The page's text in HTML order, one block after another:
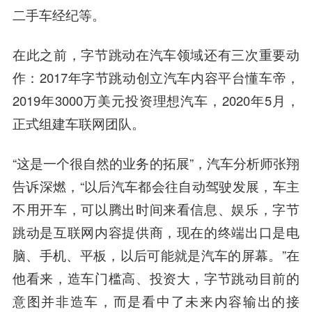
二手车经纪等。
在此之前，字节跳动在汽车领域还有三次重要动
作：2017年字节跳动创立汽车内容平台懂车帝，
2019年3000万美元投资理想汽车，2020年5月，
正式组建车联网团队。
“这是一个很自然的业务的拓展”，汽车分析师张翔
告诉深燃，“以后汽车都会往自动驾驶发展，车主
不用开车，可以腾出时间来看信息、娱乐，字节
跳动是互联网内容提供商，现在的终端出口是电
脑、手机、平板，以后可能就是汽车的屏幕。”在
他看来，造车门槛高、投资大，字节跳动目前的
意图并非造车，而是看中了未来内容输出的接